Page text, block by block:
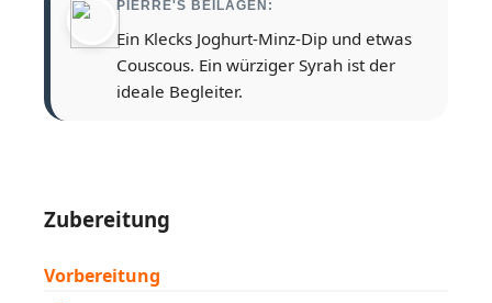
PIERRE'S BEILAGEN:
Ein Klecks Joghurt-Minz-Dip und etwas
Couscous. Ein würziger Syrah ist der
ideale Begleiter.
Zubereitung
Vorbereitung